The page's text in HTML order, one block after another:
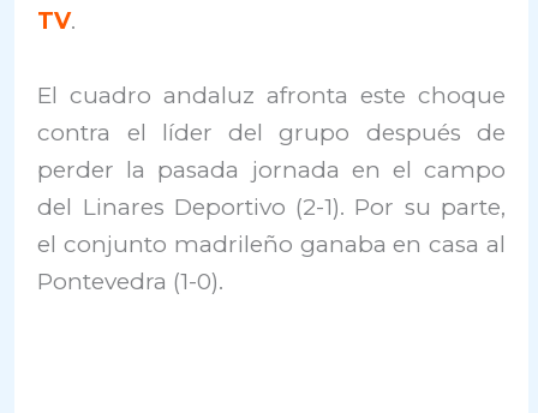
TV.
El cuadro andaluz afronta este choque
contra el líder del grupo después de
perder la pasada jornada en el campo
del Linares Deportivo (2-1). Por su parte,
el conjunto madrileño ganaba en casa al
Pontevedra (1-0).